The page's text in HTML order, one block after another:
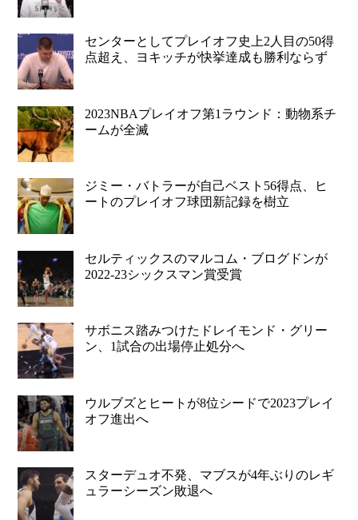
センターとしてプレイオフ史上2人目の50得
点超え、ヨキッチが快挙達成も勝利ならず
2023NBAプレイオフ第1ラウンド：動物系チ
ームが全滅
ジミー・バトラーが自己ベスト56得点、ヒ
ートのプレイオフ球団新記録を樹立
セルティックスのマルコム・ブログドンが
2022-23シックスマン賞受賞
サボニス踏みつけたドレイモンド・グリー
ン、1試合の出場停止処分へ
ウルブズとヒートが8位シードで2023プレイ
オフ進出へ
スターデュオ不発、マブスが4年ぶりのレギ
ュラーシーズン敗退へ